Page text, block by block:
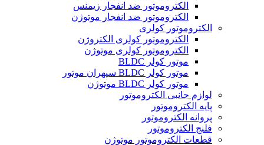
الکتروموتور ضد انفجار زیمنس
الکتروموتور ضد انفجار موتوژن
الکتروموتور کولری
الکتروموتور کولری الکتروژن
الکتروموتور کولری موتوژن
موتور کولر BLDC
موتور کولر BLDC سپهران موتور
موتور کولر BLDC موتوژن
لوازم جانبی الکتروموتور
پایه الکتروموتور
پروانه الکتروموتور
فلنج الکتروموتور
قطعات الکتروموتور موتوژن